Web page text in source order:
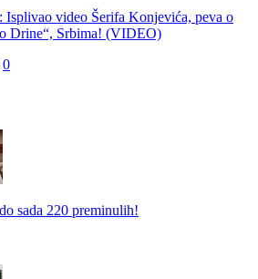
video Šerifa Konjevića, peva o
Drine“, Srbima! (VIDEO)
0
sada 220 preminulih!